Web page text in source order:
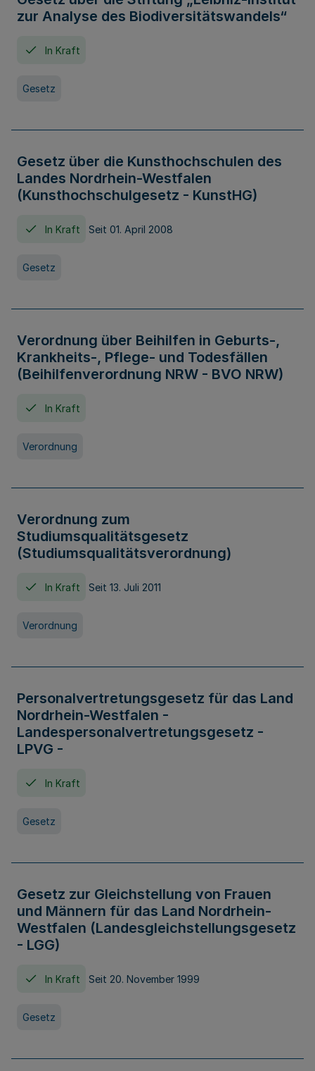
zur Analyse des Biodiversitätswandels“
In Kraft
Gesetz
Gesetz über die Kunsthochschulen des
Landes Nordrhein-Westfalen
(Kunsthochschulgesetz - KunstHG)
In Kraft Seit 01. April 2008
Gesetz
Verordnung über Beihilfen in Geburts-,
Krankheits-, Pflege- und Todesfällen
(Beihilfenverordnung NRW - BVO NRW)
In Kraft
Verordnung
Verordnung zum
Studiumsqualitätsgesetz
(Studiumsqualitätsverordnung)
In Kraft Seit 13. Juli 2011
Verordnung
Personalvertretungsgesetz für das Land
Nordrhein-Westfalen -
Landespersonalvertretungsgesetz -
LPVG -
In Kraft
Gesetz
Gesetz zur Gleichstellung von Frauen
und Männern für das Land Nordrhein-
Westfalen (Landesgleichstellungsgesetz
- LGG)
In Kraft Seit 20. November 1999
Gesetz